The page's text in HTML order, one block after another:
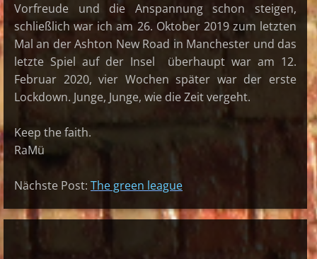
Vorfreude und die Anspannung schon steigen,
schließlich war ich am 26. Oktober 2019 zum letzten
Mal an der Ashton New Road in Manchester und das
letzte Spiel auf der Insel überhaupt war am 12.
Februar 2020, vier Wochen später war der erste
Lockdown. Junge, Junge, wie die Zeit vergeht.
Keep the faith.
RaMü
Nächste Post: The green league